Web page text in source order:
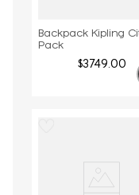
Backpack Kipling
Pack
$3749.00